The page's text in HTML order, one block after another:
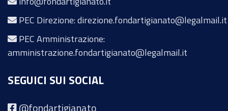
PEC Direzione: direzione.fondartigianato@legalmail.it
PEC Amministrazione:
amministrazione.fondartigianato@legalmail.it
SEGUICI SUI SOCIAL
@fondartigianato